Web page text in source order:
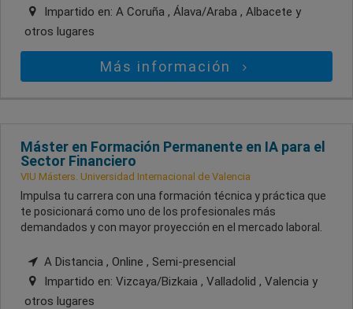
Impartido en: A Coruña , Álava/Araba , Albacete y
otros lugares
Más información
Máster en Formación Permanente en IA para el
Sector Financiero
VIU Másters. Universidad Internacional de Valencia
Impulsa tu carrera con una formación técnica y práctica que
te posicionará como uno de los profesionales más
demandados y con mayor proyección en el mercado laboral.
A Distancia , Online , Semi-presencial
Impartido en: Vizcaya/Bizkaia , Valladolid , Valencia y
otros lugares